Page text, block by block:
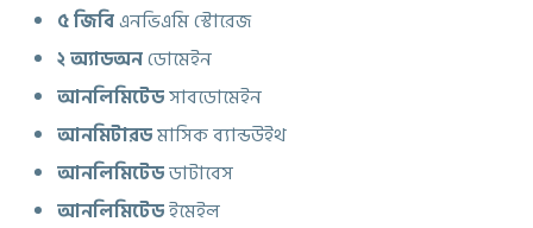
৫ জিবিএনভিএমি স্টোরেজ
২ অ্যাডঅনডোমেইন
আনলিমিটেডসাবডোমেইন
আনমিটারডমাসিক ব্যান্ডউইথ
আনলিমিটেডডাটাবেস
আনলিমিটেডইমেইল